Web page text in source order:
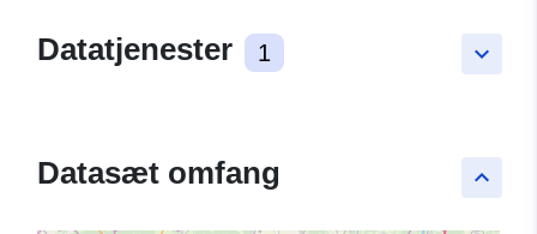
keyboard_arrow_down
Datatjenester 1
keyboard_arrow_up
Datasæt omfang